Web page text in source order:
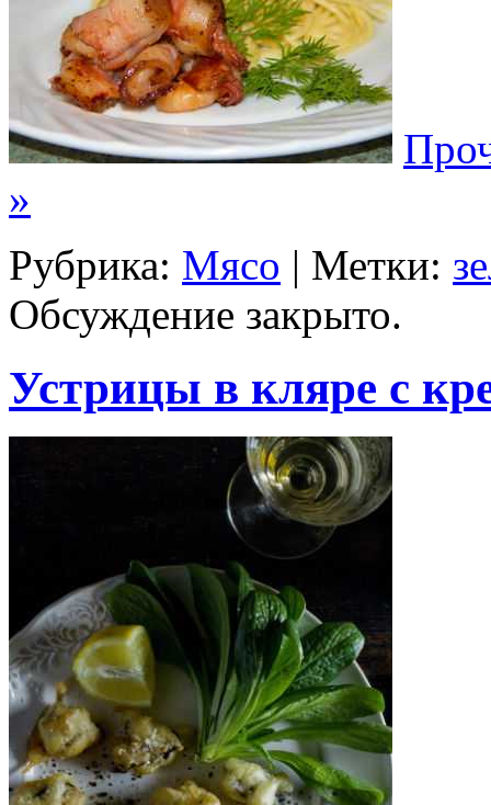
»
Рубрика: Мясо | Метки:
Обсуждение закрыто.
Устрицы в кляре с